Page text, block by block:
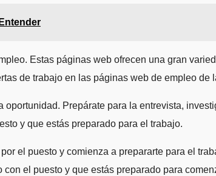
Estas páginas web ofrecen una gran
de trabajo en las páginas web de empleo de
Prepárate para la entrevista,
y que estás preparado para el trabajo.
el puesto y comienza a prepararte para el
el puesto y que estás preparado para